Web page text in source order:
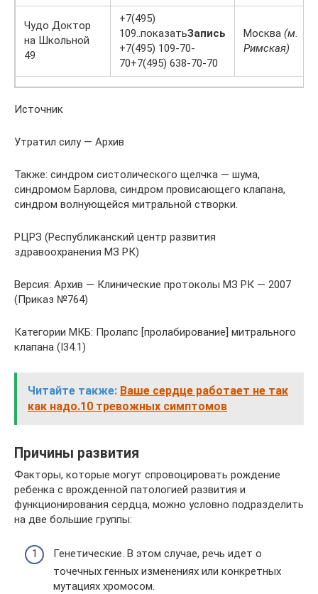
Чудо Доктор
на Школьной
49
+7(495)
109..показатьЗапись
+7(495) 109-70-
70+7(495) 638-70-70
Москва (м.
Римская)
Источник
Утратил силу — Архив
Также: синдром систолического щелчка — шума,
синдромом Барлова, синдром провисающего клапана,
синдром волнующейся митральной створки.
РЦРЗ (Республиканский центр развития
здравоохранения МЗ РК)
Версия: Архив — Клинические протоколы МЗ РК — 2007
(Приказ №764)
Категории МКБ: Пролапс [пролабирование] митрального
клапана (I34.1)
Читайте также: Ваше сердце работает не так
как надо.10 тревожных симптомов
Причины развития
Факторы, которые могут спровоцировать рождение
ребенка с врожденной патологией развития и
функционирования сердца, можно условно подразделить
на две большие группы:
Генетические. В этом случае, речь идет о
точечных генных изменениях или конкретных
мутациях хромосом.